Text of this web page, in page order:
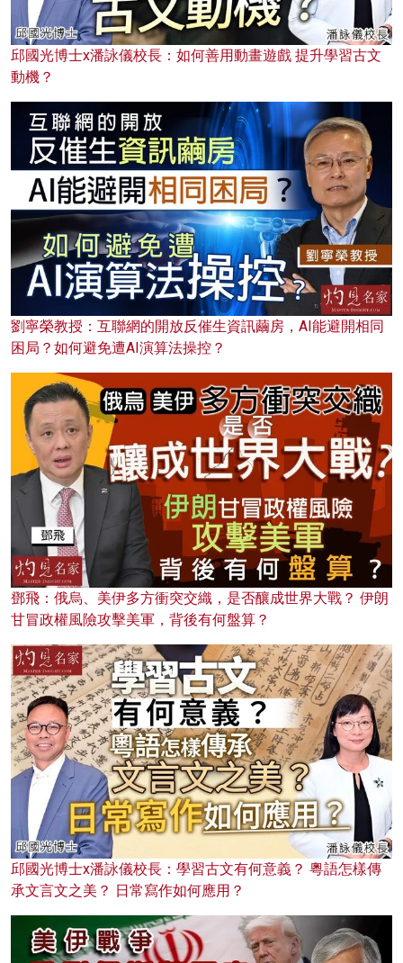
邱國光博士x潘詠儀校長：如何善用動畫遊戲 提升學習古文
動機？
劉寧榮教授：互聯網的開放反催生資訊繭房，AI能避開相同
困局？如何避免遭AI演算法操控？
鄧飛：俄烏、美伊多方衝突交織，是否釀成世界大戰？ 伊朗
甘冒政權風險攻擊美軍，背後有何盤算？
邱國光博士x潘詠儀校長：學習古文有何意義？ 粵語怎樣傳
承文言文之美？ 日常寫作如何應用？